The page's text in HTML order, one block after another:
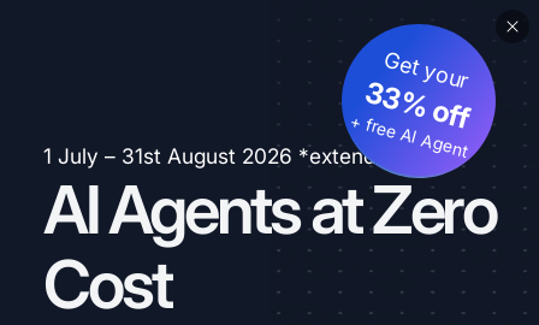
1 July – 31st August 2026 *extended
AI Agents at Zero
Cost
Get your
33% off
+ free AI Agent